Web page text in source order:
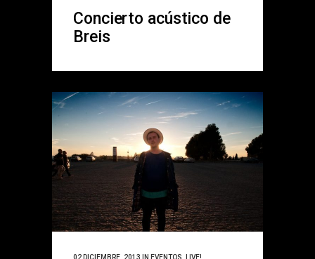
Concierto acústico de
Breis
02 DICIEMBRE, 2013 IN EVENTOS LIVE!